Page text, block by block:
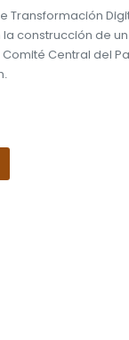
Transformación
construcción de
Central del